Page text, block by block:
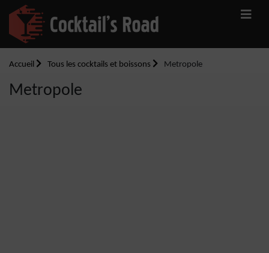
Accueil Tous les cocktails et boissons Metropole
Metropole